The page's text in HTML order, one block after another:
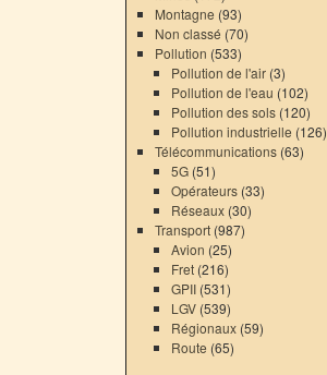
Montagne (93)
Non classé (70)
Pollution (533)
Pollution de l'air (3)
Pollution de l'eau (102)
Pollution des sols (120)
Pollution industrielle (126)
Télécommunications(63)
5G (51)
Opérateurs (33)
Réseaux (30)
Transport(987)
Avion (25)
Fret (216)
GPII (531)
LGV (539)
Régionaux (59)
Route (65)